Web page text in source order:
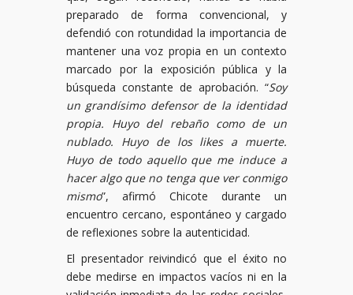
preparado de forma convencional, y
defendió con rotundidad la importancia de
mantener una voz propia en un contexto
marcado por la exposición pública y la
búsqueda constante de aprobación. “Soy
un grandísimo defensor de la identidad
propia. Huyo del rebaño como de un
nublado. Huyo de los likes a muerte.
Huyo de todo aquello que me induce a
hacer algo que no tenga que ver conmigo
mismo”, afirmó Chicote durante un
encuentro cercano, espontáneo y cargado
de reflexiones sobre la autenticidad.
El presentador reivindicó que el éxito no
debe medirse en impactos vacíos ni en la